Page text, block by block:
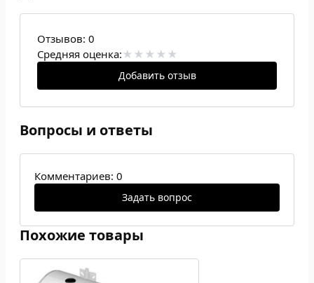
Отзывов: 0
Средняя оценка:
Добавить отзыв
Вопросы и ответы
Комментариев: 0
Задать вопрос
Похожие товары